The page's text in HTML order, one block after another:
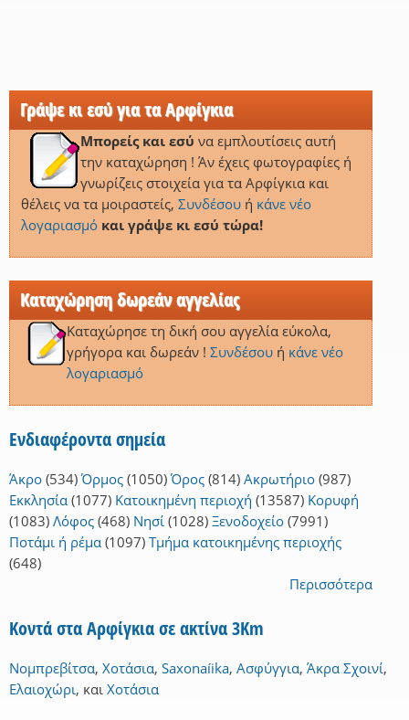
Γράψε κι εσύ για τα Αρφίγκια
Μπορείς και εσύ να εμπλουτίσεις αυτή
την καταχώρηση ! Άν έχεις φωτογραφίες ή
γνωρίζεις στοιχεία για τα Αρφίγκια και
θέλεις να τα μοιραστείς, Συνδέσουή κάνε νέο
λογαριασμό και γράψε κι εσύ τώρα!
Καταχώρηση δωρεάν αγγελίας
Καταχώρησε τη δική σου αγγελία εύκολα,
γρήγορα και δωρεάν ! Συνδέσουή κάνε νέο
λογαριασμό
Ενδιαφέροντα σημεία
Άκρο (534) Όρμος (1050) Όρος (814) Ακρωτήριο (987)
Εκκλησία (1077) Κατοικημένη περιοχή (13587) Κορυφή
(1083) Λόφος (468) Νησί (1028) Ξενοδοχείο (7991)
Ποτάμι ή ρέμα (1097) Τμήμα κατοικημένης περιοχής
(648)
Περισσότερα
Κοντά στα Αρφίγκια σε ακτίνα 3Km
Νομπρεβίτσα, Χοτάσια, Saxonaíika, Ασφύγγια, Άκρα Σχοινί,
Ελαιοχώρι, και Χοτάσια